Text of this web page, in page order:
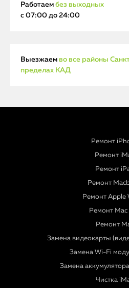
Работаем без выходных
с 07:00 до 24:00
Выезжаем во все районы
пределах КАД
Ремонт
Ремонт
Ремонт
Ремонт
Ремонт Apple
Ремонт Mac
Ремонт
Замена видеокарты
Замена Wi-Fi
Замена
Чистка